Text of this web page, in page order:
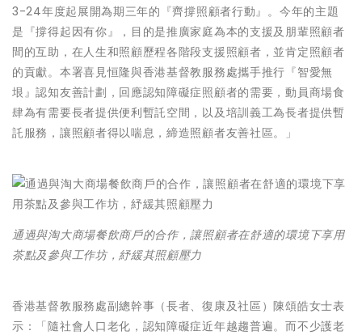
3-24年度起展開為期三年的『齊撐照顧者行動』。今年的主題
是『撐得起因有你』，目的是推廣家庭為本的支援及朋輩照顧者
間的互助，在人生和照顧歷程各階段支援照顧者，並肯定照顧者
的貢獻。本署喜見恒隆與香港基督教服務處攜手推行『智愛無
垠』認知友善計劃，回應認知障礙症照顧者的需要，動員商場食
肆為有需要長者提供便利暫託空間，以及培訓義工為長者提供暫
託服務，讓照顧者得以喘息，締造照顧者友善社區。」
通過與淘大商場餐飲商戶的合作，讓照顧者在舒適的環境下享用
茶點及參與工作坊，紓緩其照顧壓力
香港基督教服務處副總幹事（長者、復康及社區）陳頌皓女士表
示：「隨社會人口老化，認知障礙症近年越趨普遍。而不少護老